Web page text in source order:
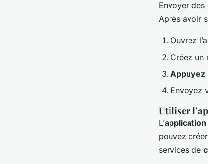
Envoyer des
Après avoir
Ouvrez
Créez un
Appuyez
Envoyez
Utiliser
L’
pouvez
services de